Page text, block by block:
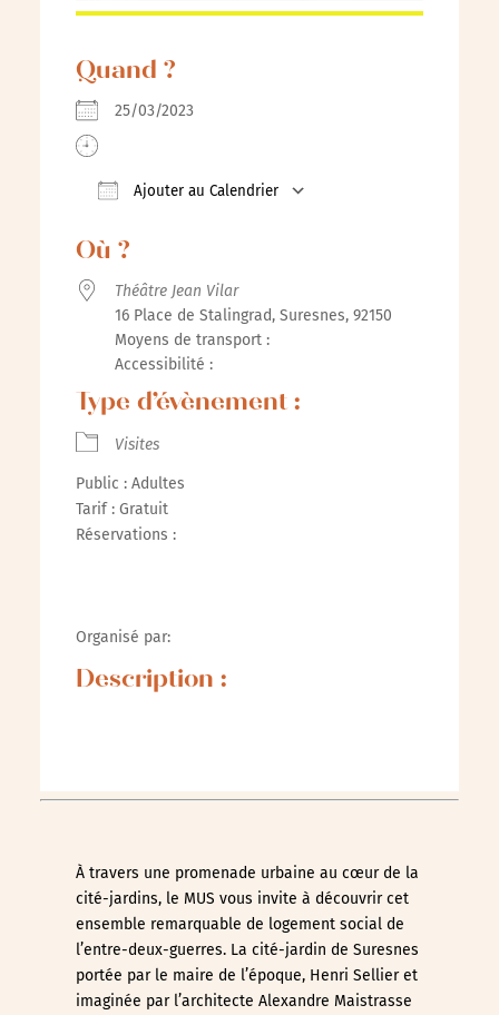
Quand ?
25/03/2023
Ajouter au Calendrier
Où ?
Théâtre Jean Vilar
16 Place de Stalingrad, Suresnes, 92150
Moyens de transport :
Accessibilité :
Type d’évènement :
Visites
Public : Adultes
Tarif : Gratuit
Réservations :
Organisé par:
Description :
À travers une promenade urbaine au cœur de la
cité-jardins, le MUS vous invite à découvrir cet
ensemble remarquable de logement social de
l’entre-deux-guerres. La cité-jardin de Suresnes
portée par le maire de l’époque, Henri Sellier et
imaginée par l’architecte Alexandre Maistrasse